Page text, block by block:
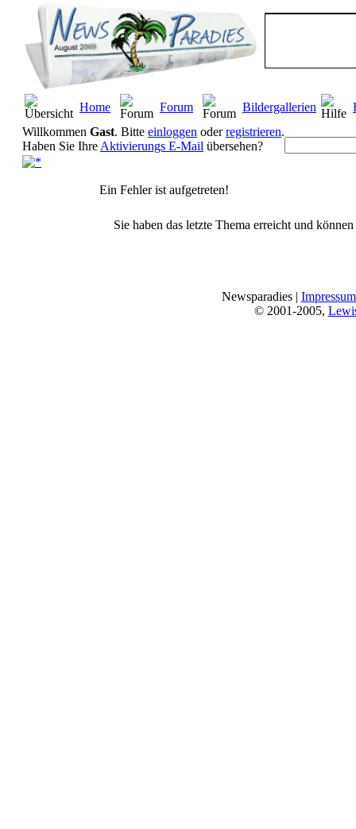
Home Forum Bildergallerien
Willkommen Gast. Bitte einloggen oderregistrieren.
Haben Sie Ihre Aktivierungs E-Mail übersehen?
Ein Fehler ist aufgetreten!
Sie haben das letzte Thema erreicht und
Newsparadies | Impressum
© 2001-2005,